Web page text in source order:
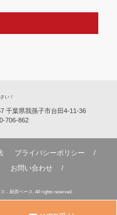
い！
千葉県我孫子市台田4-11-36
706-862
プライバシーポリシー
お問い合わせ
- 厨房ベース. All rights reserved.